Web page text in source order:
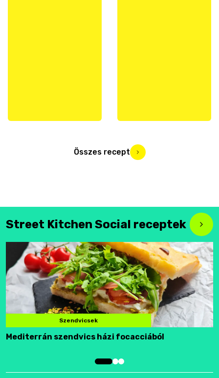
Összes recept
Street Kitchen Social receptek
Szendvicsek
Mediterrán szendvics házi focacciából